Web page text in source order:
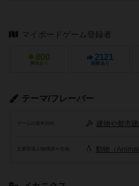
マイボードゲーム登録者
800
興味あり
2121
経験あり
テーマ/フレーバー
ゲームの基本目的 建物や都市
動物（Animal